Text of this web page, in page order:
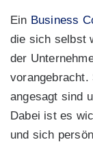
Ein Business
die sich selbst
der
vorangebracht.
angesagt sind
Dabei ist es
und sich